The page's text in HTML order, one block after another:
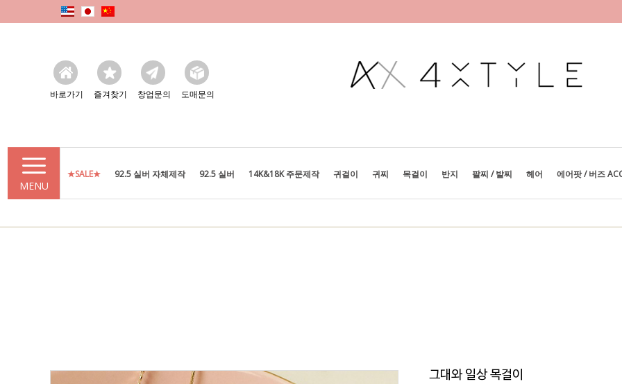
바로가기 즐겨찾기 창업문의 도매문의
MENU
★SALE★ 92.5 실버 자체제작 92.5 실버 14K&18K 주문제작 귀걸이 귀찌 목걸이 반지 팔찌 / 발찌 헤어 에어팟 / 버즈
그대와 일상 목걸이